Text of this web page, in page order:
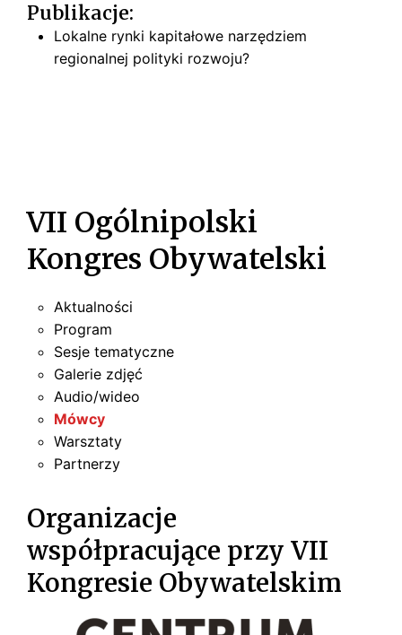
Publikacje:
Lokalne rynki kapitałowe narzędziem
regionalnej polityki rozwoju?
VII Ogólnipolski
Kongres Obywatelski
Aktualności
Program
Sesje tematyczne
Galerie zdjęć
Audio/wideo
Mówcy
Warsztaty
Partnerzy
Organizacje
współpracujące przy VII
Kongresie Obywatelskim